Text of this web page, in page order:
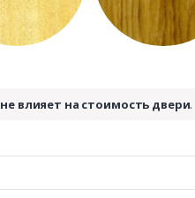
не влияет на стоимость двери.